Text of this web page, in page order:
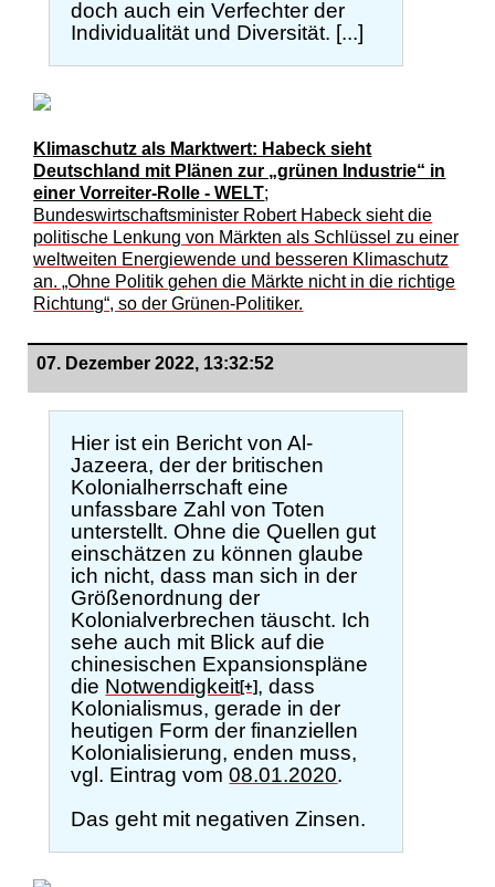
doch auch ein Verfechter der
Individualität und Diversität. [...]
Klimaschutz als Marktwert: Habeck sieht
Deutschland mit Plänen zur „grünen Industrie“ in
einer Vorreiter-Rolle - WELT;
Bundeswirtschaftsminister Robert Habeck sieht die
politische Lenkung von Märkten als Schlüssel zu einer
weltweiten Energiewende und besseren Klimaschutz
an. „Ohne Politik gehen die Märkte nicht in die richtige
Richtung“, so der Grünen-Politiker.
07. Dezember 2022, 13:32:52
Hier ist ein Bericht von Al-
Jazeera, der der britischen
Kolonialherrschaft eine
unfassbare Zahl von Toten
unterstellt. Ohne die Quellen gut
einschätzen zu können glaube
ich nicht, dass man sich in der
Größenordnung der
Kolonialverbrechen täuscht. Ich
sehe auch mit Blick auf die
chinesischen Expansionspläne
die Notwendigkeit[+], dass
Kolonialismus, gerade in der
heutigen Form der finanziellen
Kolonialisierung, enden muss,
vgl. Eintrag vom08.01.2020.
Das geht mit negativen Zinsen.